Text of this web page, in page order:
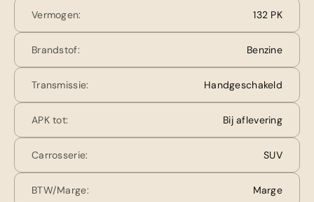
Vermogen: 132 PK
Brandstof: Benzine
Transmissie: Handgeschakeld
APK tot: Bij aflevering
Carrosserie: SUV
BTW/Marge: Marge